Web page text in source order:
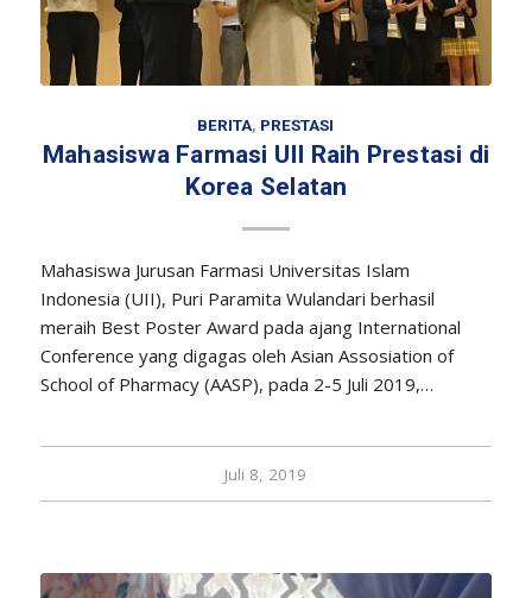
BERITA, PRESTASI
Mahasiswa Farmasi UII Raih Prestasi di
Korea Selatan
Mahasiswa Jurusan Farmasi Universitas Islam
Indonesia (UII), Puri Paramita Wulandari berhasil
meraih Best Poster Award pada ajang International
Conference yang digagas oleh Asian Assosiation of
School of Pharmacy (AASP), pada 2-5 Juli 2019,…
Juli 8, 2019